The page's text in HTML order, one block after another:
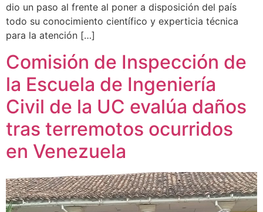
dio un paso al frente al poner a disposición del país
todo su conocimiento científico y experticia técnica
para la atención […]
Comisión de Inspección de
la Escuela de Ingeniería
Civil de la UC evalúa daños
tras terremotos ocurridos
en Venezuela